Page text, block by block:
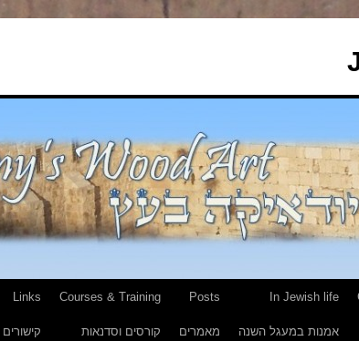
In Jewish life
אמנות במעגל השנה
Posts
מאמרים
Courses & Training
קורסים וסדנאות
Links
קישורים